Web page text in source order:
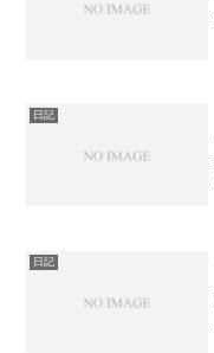
日記
日記